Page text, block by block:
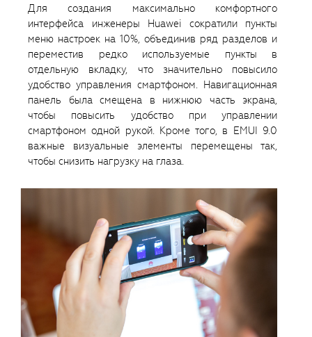
Для создания максимально комфортного
интерфейса инженеры Huawei сократили пункты
меню настроек на 10%, объединив ряд разделов и
переместив редко используемые пункты в
отдельную вкладку, что значительно повысило
удобство управления смартфоном. Навигационная
панель была смещена в нижнюю часть экрана,
чтобы повысить удобство при управлении
смартфоном одной рукой. Кроме того, в EMUI 9.0
важные визуальные элементы перемещены так,
чтобы снизить нагрузку на глаза.